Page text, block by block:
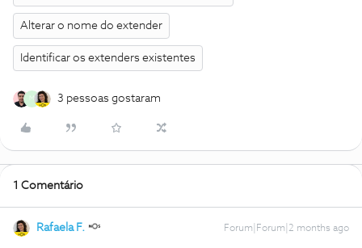
Alterar o nome do extender
Identificar os extenders existentes
M 3 pessoas gostaram
1 Comentário
Rafaela F. Forum|Forum|2 months ago